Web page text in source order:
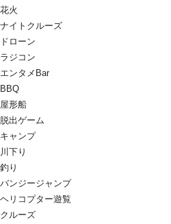
花火
ナイトクルーズ
ドローン
ラジコン
エンタメBar
BBQ
屋形船
脱出ゲーム
キャンプ
川下り
釣り
バンジージャンプ
ヘリコプター遊覧
クルーズ